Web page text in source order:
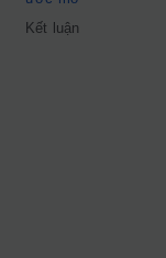
Kết luận